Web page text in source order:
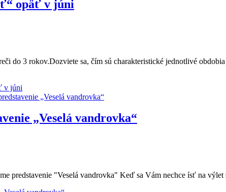
opäť v júni
do 3 rokov.Dozviete sa, čím sú charakteristické jednotlivé
v júni
„Veselá vandrovka“
predstavenie "Veselá vandrovka" Keď sa Vám nechce ísť na